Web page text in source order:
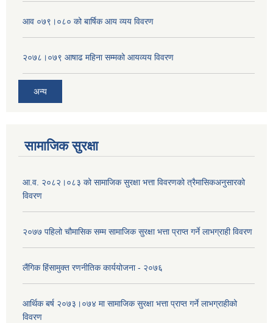
आव ०७९।०८० को बार्षिक आय व्यय विवरण
२०७८।०७९ आषाढ महिना सम्मको आयव्यय विवरण
अन्य
सामाजिक सुरक्षा
आ.व. २०८२।०८३ को सामाजिक सुरक्षा भत्ता विवरणको त्रैमासिकअनुसारको
विवरण
२०७७ पहिलो चौमासिक सम्म सामाजिक सुरक्षा भत्ता प्राप्त गर्ने लाभग्राही विवरण
लैंगिक हिंसामुक्त रणनीतिक कार्ययोजना - २०७६
आर्थिक बर्ष २०७३।०७४ मा सामाजिक सुरक्षा भत्ता प्राप्त गर्ने लाभग्राहीको
विवरण